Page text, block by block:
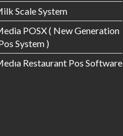
Scale System
POSX ( New Generation
System )
Restaurant Pos Software